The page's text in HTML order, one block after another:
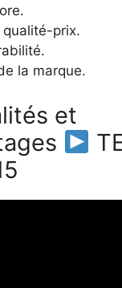
prix.
la marque.
et